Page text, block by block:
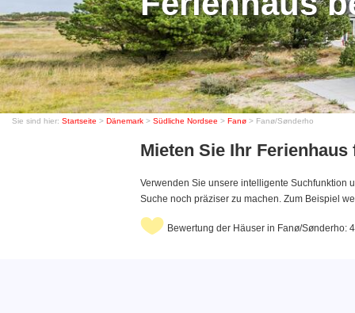
Sie sind hier: Startseite > Dänemark > Südliche Nordsee > Fanø > Fanø/Sønderho
Mieten Sie Ihr
Verwenden Sie unsere intelligente Suchfunktion
Suche noch präziser zu machen. Zum Beispiel
Bewertung der Häuser in Fanø/Sønderho: